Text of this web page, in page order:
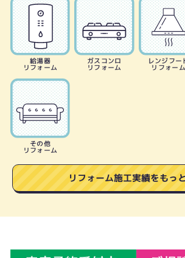
給湯器
リフォーム
ガスコンロ
リフォーム
レンジフー
リフォーム
その他
リフォーム
リフォーム施工実績をもっ